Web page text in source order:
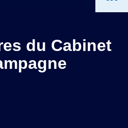
du Cabinet